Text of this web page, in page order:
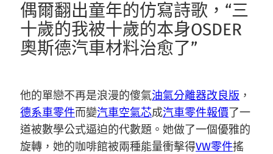
偶爾翻出童年的仿寫詩歌，“三
十歲的我被十歲的本身OSDER
奧斯德汽車材料治愈了”
他的單戀不再是浪漫的傻氣油氣分離器改良版 ，
德系車零件而變汽車空氣芯成汽車零件報價了一
道被數學公式逼迫的代數題。她做了一個優雅的
旋轉，她的咖啡館被兩種能量衝擊得VW零件搖